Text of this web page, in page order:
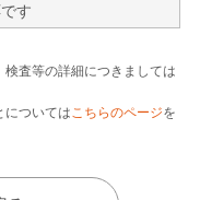
す
査等の詳細につきましては
についてはこちらのページを